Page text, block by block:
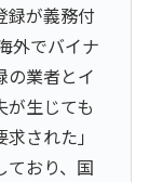
録が義務付
外でバイナ
の業者とイ
が生じても
された」
ており、国